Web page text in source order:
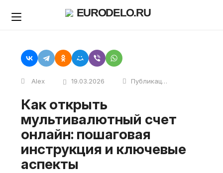
EURODELO.RU
Alex 19.03.2026 Публикации
Как открыть
мультивалютный счет
онлайн: пошаговая
инструкция и ключевые
аспекты